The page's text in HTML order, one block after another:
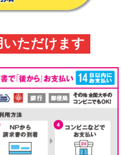
いただけます